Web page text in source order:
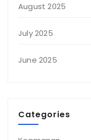
August 2025
July 2025
June 2025
Categories